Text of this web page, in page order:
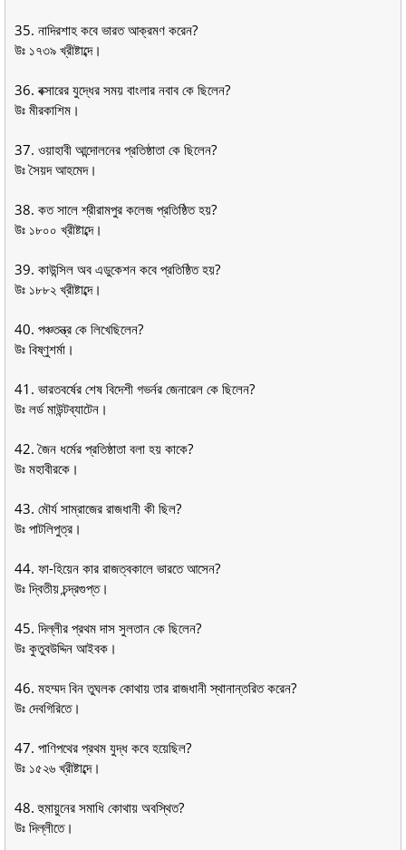
35. নাদিরশাহ কবে ভারত আক্রমণ করেন?
উঃ ১৭৩৯ খ্রীষ্টাব্দে।
36. বক্সারের যুদ্ধের সময় বাংলার নবাব কে ছিলেন?
উঃ মীরকাশিম।
37. ওয়াহাবী আন্দোলনের প্রতিষ্ঠাতা কে ছিলেন?
উঃ সৈয়দ আহমেদ।
38. কত সালে শ্রীরামপুর কলেজ প্রতিষ্ঠিত হয়?
উঃ ১৮০০ খ্রীষ্টাব্দে।
39. কাউন্সিল অব এডুকেশন কবে প্রতিষ্ঠিত হয়?
উঃ ১৮৮২ খ্রীষ্টাব্দে।
40. পঞ্চতন্ত্র কে লিখেছিলেন?
উঃ বিষ্ণুশর্মা।
41. ভারতবর্ষের শেষ বিদেশী গভর্নর জেনারেল কে ছিলেন?
উঃ লর্ড মাউন্টব্যাটেন।
42. জৈন ধর্মের প্রতিষ্ঠাতা বলা হয় কাকে?
উঃ মহাবীরকে।
43. মৌর্য সাম্রাজের রাজধানী কী ছিল?
উঃ পাটলিপুত্র।
44. ফা-হিয়েন কার রাজত্বকালে ভারতে আসেন?
উঃ দ্বিতীয় চন্দ্রগুপ্ত।
45. দিল্লীর প্রথম দাস সুলতান কে ছিলেন?
উঃ কুতুবউদ্দিন আইবক।
46. মহম্মদ বিন তুঘলক কোথায় তার রাজধানী স্থানান্তরিত করেন?
উঃ দেবগিরিতে।
47. পাণিপথের প্রথম যুদ্ধ কবে হয়েছিল?
উঃ ১৫২৬ খ্রীষ্টাব্দে।
48. হুমায়ুনের সমাধি কোথায় অবস্থিত?
উঃ দিল্লীতে।